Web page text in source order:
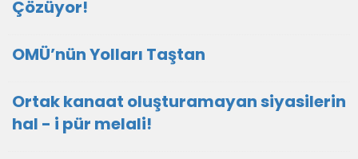
Çözüyor!
OMÜ’nün Yolları Taştan
Ortak kanaat oluşturamayan siyasilerin
hal - i pür melali!